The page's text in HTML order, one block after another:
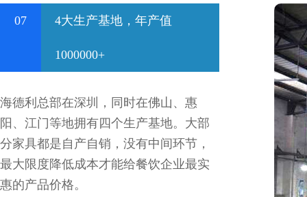
07 4大生产基地，年产值
1000000+
海德利总部在深圳，同时在佛山、惠
阳、江门等地拥有四个生产基地。大部
分家具都是自产自销，没有中间环节，
最大限度降低成本才能给餐饮企业最实
惠的产品价格。